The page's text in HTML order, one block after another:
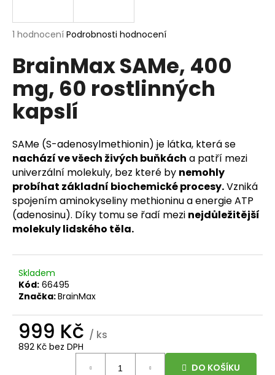
Průměrné
produktu
je
5
hvězdiček.
1 hodnocení Podrobnosti hodnocení
BrainMax SAMe, 400
mg, 60 rostlinných
kapslí
SAMe (S-adenosylmethionin) je látka, která se
nachází ve všech živých buňkách a patří mezi
univerzální molekuly, bez které by nemohly
probíhat základní biochemické procesy.Vzniká
spojením aminokyseliny methioninu a energie ATP
(adenosinu). Díky tomu se řadí mezi nejdůležitější
molekuly lidského těla.
Skladem
Kód: 66495
Značka:BrainMax
999 Kč / ks
892 Kč bez DPH
DO KOŠÍKU
j
t
?
HLEDAT
D
o
p
o
r
č
u
e
m
e